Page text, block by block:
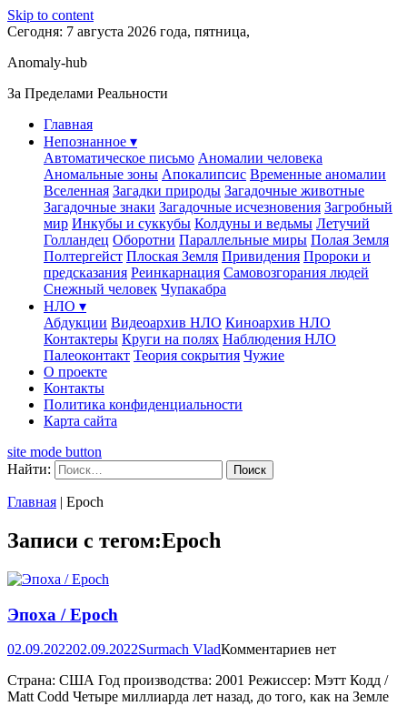
Skip to content
Сегодня: 7 августа 2026 года, пятница,
Anomaly-hub
За Пределами Реальности
Главная
Непознанное ▾
Автоматическое письмо Аномалии человека
Аномальные зоны Апокалипсис Временные аномалии
Вселенная Загадки природы Загадочные животные
Загадочные знаки Загадочные исчезновения Загробный
мир Инкубы и суккубы Колдуны и ведьмы Летучий
Голландец Оборотни Параллельные миры Полая Земля
Полтергейст Плоская Земля Привидения Пророки и
предсказания Реинкарнация Самовозгорания людей
Снежный человек Чупакабра
НЛО ▾
Абдукции Видеоархив НЛО Киноархив НЛО
Контактеры Круги на полях Наблюдения НЛО
Палеоконтакт Теория сокрытия Чужие
О проекте
Контакты
Политика конфиденциальности
Карта сайта
site mode button
Найти:
Главная | Epoch
Записи с тегом:Epoch
Эпоха / Epoch
02.09.202202.09.2022Surmach VladКомментариев нет
Страна: США Год производства: 2001 Режиссер: Мэтт Кодд /
Matt Codd Четыре миллиарда лет назад, до того, как на Земле